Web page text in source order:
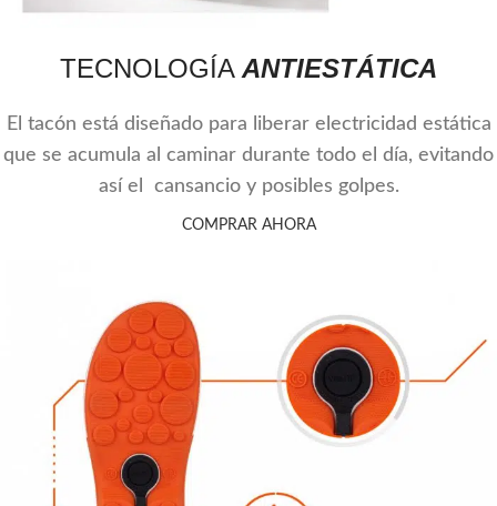
TECNOLOGÍA ANTIESTÁTICA
El tacón está diseñado para liberar electricidad estática
que se acumula al caminar durante todo el día, evitando
así el cansancio y posibles golpes.
COMPRAR AHORA